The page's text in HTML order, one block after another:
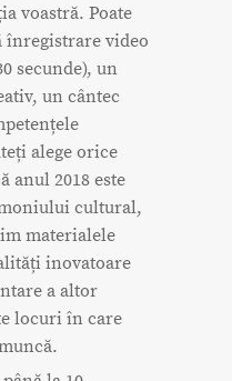
voastră. Poate
înregistrare video
secunde), un
un cântec
alege orice
anul 2018 este
cultural,
materialele
inovatoare
a altor
locuri în care